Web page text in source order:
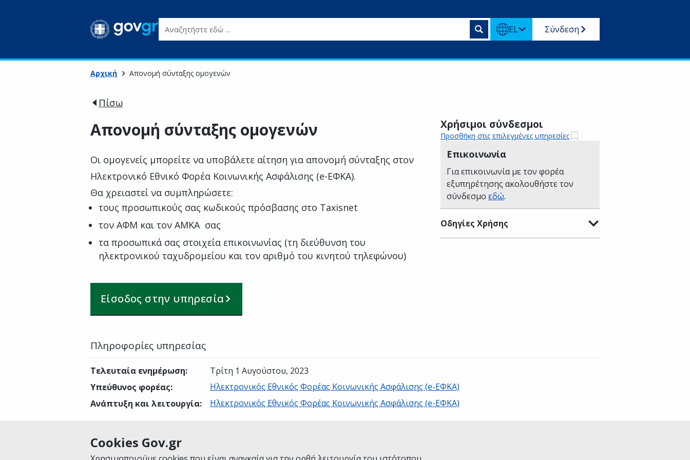
Cookies Gov.gr
Αναζητήστε εδώ ... EL Σύνδεση
Αρχική Απονομή σύνταξης ομογενών
Πίσω
Απονομή σύνταξης ομογενών
Οι ομογενείς μπορείτε να υποβάλετε αίτηση για απονομή σύνταξης στον
Ηλεκτρονικό Εθνικό Φορέα Κοινωνικής Ασφάλισης (e-ΕΦΚΑ).
Θα χρειαστεί να συμπληρώσετε:
τους προσωπικούς σας κωδικούς πρόσβασης στο Taxisnet
τον ΑΦΜ και τον ΑΜΚΑ σας
τα προσωπικά σας στοιχεία επικοινωνίας (τη διεύθυνση του
ηλεκτρονικού ταχυδρομείου και τον αριθμό του κινητού τηλεφώνου)
Είσοδος στην υπηρεσία
Χρήσιμοι σύνδεσμοι
Προσθήκη στις επιλεγμένες υπηρεσίες
Επικοινωνία
Για επικοινωνία με τον φορέα
εξυπηρέτησης ακολουθήστε τον
σύνδεσμο εδώ.
Οδηγίες Χρήσης
Πληροφορίες υπηρεσίας
Τελευταία ενημέρωση:
Τρίτη 1 Αυγούστου, 2023
Υπεύθυνος φορέας:
Ηλεκτρονικός Εθνικός Φορέας Κοινωνικής Ασφάλισης (e-ΕΦΚΑ)
Ανάπτυξη και λειτουργία: Ηλεκτρονικός Εθνικός Φορέας Κοινωνικής Ασφάλισης (e-ΕΦΚΑ)
Είναι χρήσιμη αυτή η σελίδα;